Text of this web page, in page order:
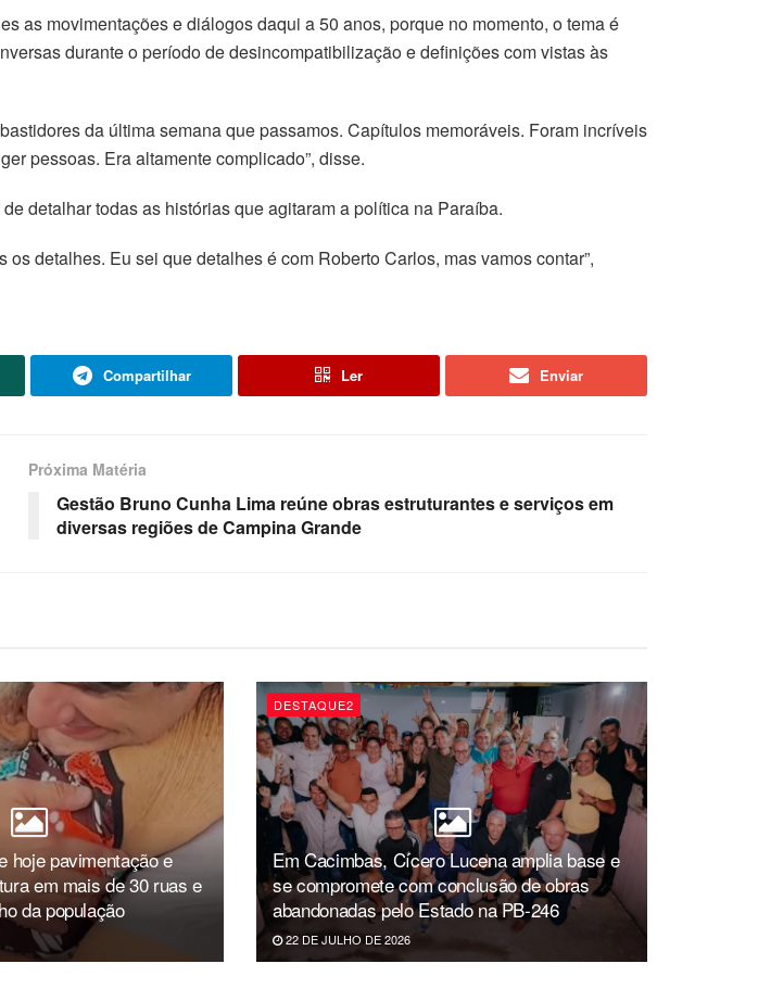
as movimentações e diálogos daqui a 50 anos, porque no momento, o tema é
durante o período de desincompatibilização e definições com vistas às
da última semana que passamos. Capítulos memoráveis. Foram incríveis
pessoas. Era altamente complicado”, disse.
detalhar todas as histórias que agitaram a política na Paraíba.
detalhes. Eu sei que detalhes é com Roberto Carlos, mas vamos contar”,
Compartilhar Ler Enviar
Próxima Matéria
Gestão Bruno Cunha Lima reúne obras estruturantes e serviços em
diversas regiões de Campina Grande
hoje pavimentação e
em mais de 30 ruas e
da população
DESTAQUE2
Em Cacimbas, Cícero Lucena amplia base e
se compromete com conclusão de obras
abandonadas pelo Estado na PB-246
22 DE JULHO DE 2026